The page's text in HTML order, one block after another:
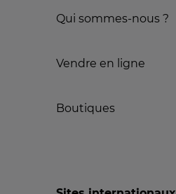
Qui sommes-nous ?
Vendre en ligne
Boutiques